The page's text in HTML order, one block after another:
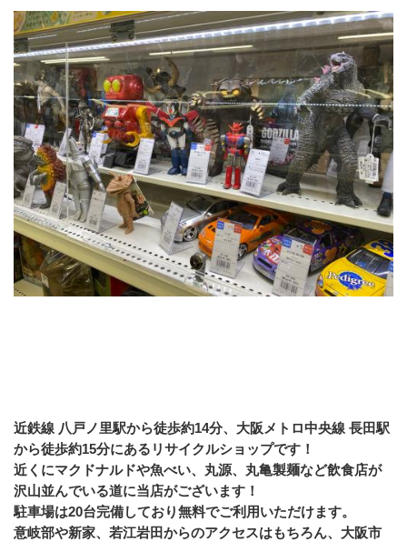
近鉄線 八戸ノ里駅から徒歩約14分、大阪メトロ中央線 長田駅
から徒歩約15分にあるリサイクルショップです！
近くにマクドナルドや魚べい、丸源、丸亀製麺など飲食店が
沢山並んでいる道に当店がございます！
駐車場は20台完備しており無料でご利用いただけます。
意岐部や新家、若江岩田からのアクセスはもちろん、大阪市